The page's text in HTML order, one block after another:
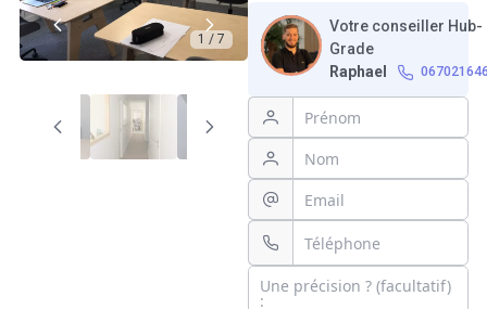
1 / 7
Votre conseiller Hub-
Grade
Raphael